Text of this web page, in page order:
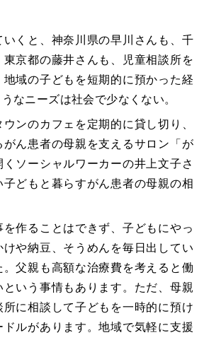
くと、神奈川県の早川さんも、千
京都の藤井さんも、児童相談所を
域の子どもを短期的に預かった経
なニーズは社会で少なくない。
ンのカフェを定期的に貸し切り、
ん患者の母親を支えるサロン「が
ソーシャルワーカーの井上文子さ
どもと暮らすがん患者の母親の相
を作ることはできず、子どもにやっ
けや納豆、そうめんを毎日出してい
。父親も高額な治療費を考えると働
いう事情もあります。ただ、母親
に相談して子どもを一時的に預け
ドルがあります。地域で気軽に支援